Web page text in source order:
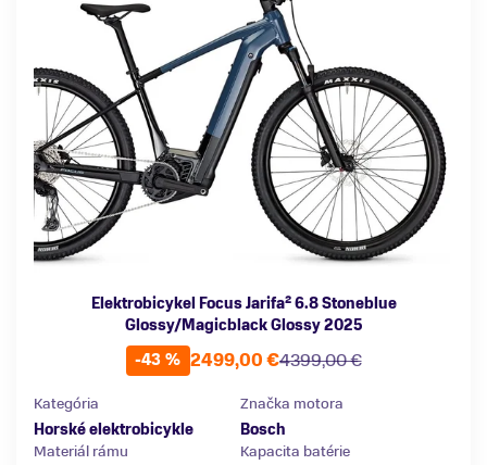
Elektrobicykel Focus Jarifa² 6.8 Stoneblue
Glossy/Magicblack Glossy 2025
-43 %
4399,00 €
2499,00 €
Kategória
Horské elektrobicykle
Značka motora
Bosch
Materiál rámu
Kapacita batérie